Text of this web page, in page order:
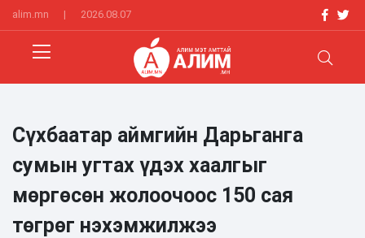
alim.mn | 2026.08.07
Сүхбаатар аймгийн Дарьганга
сумын угтах үдэх хаалгыг
мөргөсөн жолоочоос 150 сая
төгрөг нэхэмжилжээ